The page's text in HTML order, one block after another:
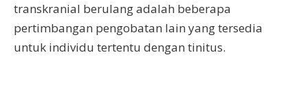
transkranial berulang adalah beberapa
pertimbangan pengobatan lain yang tersedia
untuk individu tertentu dengan tinitus.